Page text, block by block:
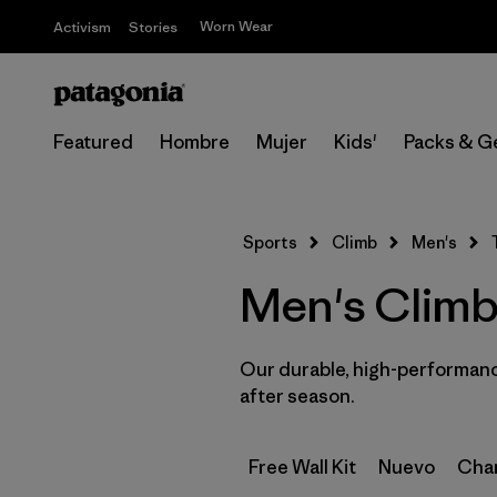
Activism Stories Worn Wear
Featured Hombre Mujer Kids' Packs &
Sports Climb Men's
Men's
Our durable, high-
after season.
Free Wall Kit Nuevo